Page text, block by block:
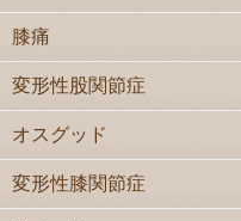
膝痛
変形性股関節症
オスグッド
変形性膝関節症